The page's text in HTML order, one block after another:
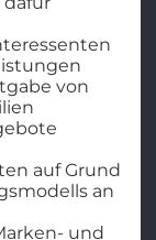
von
auf Grund
an
und